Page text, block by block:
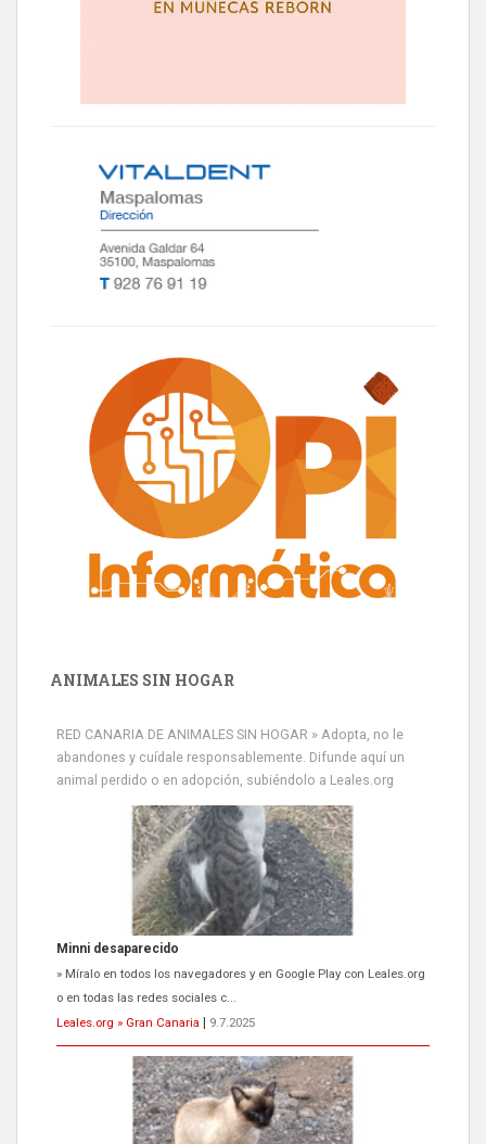
ANIMALES SIN HOGAR
RED CANARIA DE ANIMALES SIN HOGAR » Adopta, no le
abandones y cuídale responsablemente. Difunde aquí un
animal perdido o en adopción, subiéndolo a Leales.org
Minni desaparecido
» Míralo en todos los navegadores y en Google Play con Leales.org
o en todas las redes sociales c...
Leales.org » Gran Canaria
9.7.2025